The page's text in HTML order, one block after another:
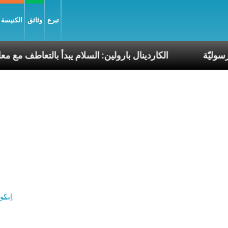
وثائق تبرع
الكاردينال بارولين: السلام يبدأ البابا الرسوليّة